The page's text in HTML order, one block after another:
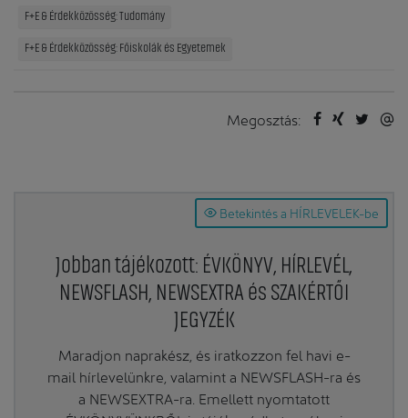
F+E & Érdekközösség: Tudomány
F+E & Érdekközösség: Főiskolák és Egyetemek
Megosztás:
Betekintés a HÍRLEVELEK-be
Jobban tájékozott: ÉVKÖNYV, HÍRLEVÉL,
NEWSFLASH, NEWSEXTRA és SZAKÉRTŐI
JEGYZÉK
Maradjon naprakész, és iratkozzon fel havi e-
mail hírlevelünkre, valamint a NEWSFLASH-ra és
a NEWSEXTRA-ra. Emellett nyomtatott